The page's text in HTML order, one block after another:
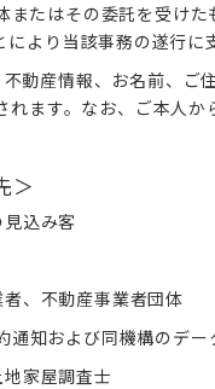
またはその委託を受け
より当該事務の遂行に
動産情報、お名前、ご
ます。なお、ご本人か
＞
込み客
、不動産事業者団体
通知および同機構のデ
家屋調査士